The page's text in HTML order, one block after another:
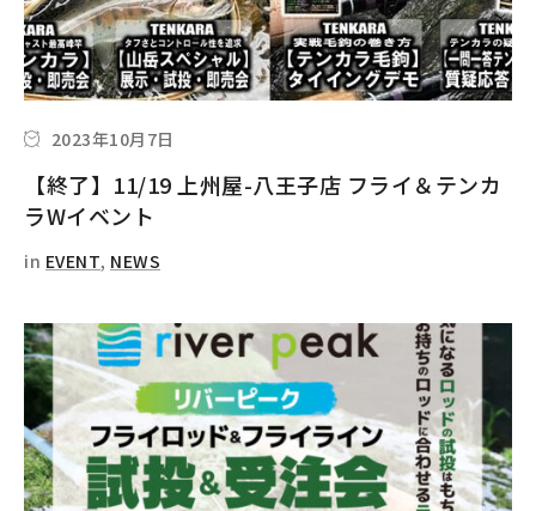
2023年10月7日
【終了】11/19 上州屋-八王子店 フライ＆テンカ
ラWイベント
in EVENT, NEWS